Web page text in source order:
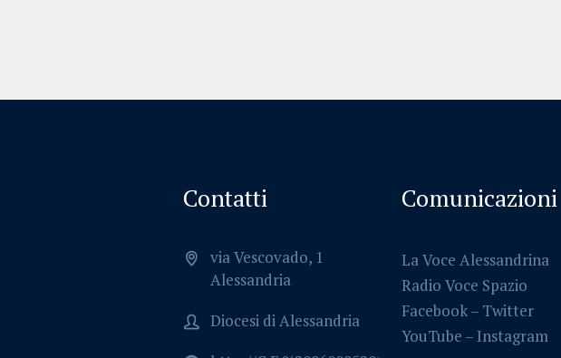
Contatti
via Vescovado, 1
Alessandria
Diocesi di Alessandria
Comunicazioni
La Voce Alessandrina
Radio Voce Spazio
Facebook– Twitter
YouTube – Instagram